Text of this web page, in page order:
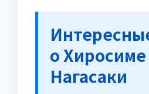
о Хиросиме
Нагасаки